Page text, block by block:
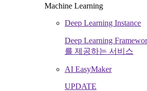
Machine Learning
Deep Learning Instance
Deep Learning
를 제공하는 서비스
AI EasyMaker
UPDATE